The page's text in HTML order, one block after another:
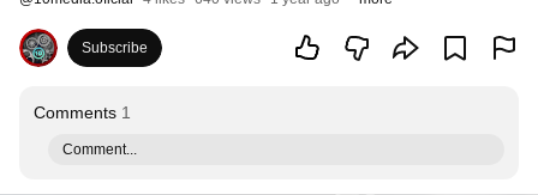
Subscribe
Comments 1
Comment...